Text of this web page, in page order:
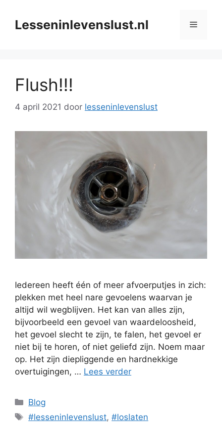
naarLesseninlevenslust.nl Menu
Flush!!!
4 april 2021 door lesseninlevenslust
Iedereen heeft één of meer afvoerputjes in zich:
plekken met heel nare gevoelens waarvan je
altijd wil wegblijven. Het kan van alles zijn,
bijvoorbeeld een gevoel van waardeloosheid,
het gevoel slecht te zijn, te falen, het gevoel er
niet bij te horen, of niet geliefd zijn. Noem maar
op. Het zijn diepliggende en hardnekkige
overtuigingen, … Lees verder
Categorieën
Blog
Tags
#lesseninlevenslust,#loslaten